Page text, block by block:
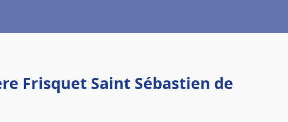
Frisquet Saint Sébastien de